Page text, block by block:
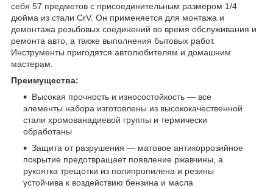
себя 57 предметов с присоединительным размером 1/4
дюйма из стали CrV. Он применяется для монтажа и
демонтажа резьбовых соединений во время обслуживания и
ремонта авто, а также выполнения бытовых работ.
Инструменты пригодятся автолюбителям и домашним
мастерам.
Преимущества:
Высокая прочность и износостойкость — все
элементы набора изготовлены из высококачественной
стали хромованадиевой группы и термически
обработаны
Защита от разрушения — матовое антикоррозийное
покрытие предотвращает появление ржавчины, а
рукоятка трещотки из полипропилена и резины
устойчива к воздействию бензина и масла